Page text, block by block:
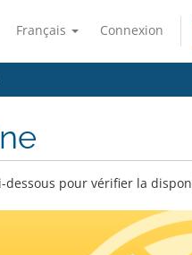
Français Connexion
dessous pour vérifier la